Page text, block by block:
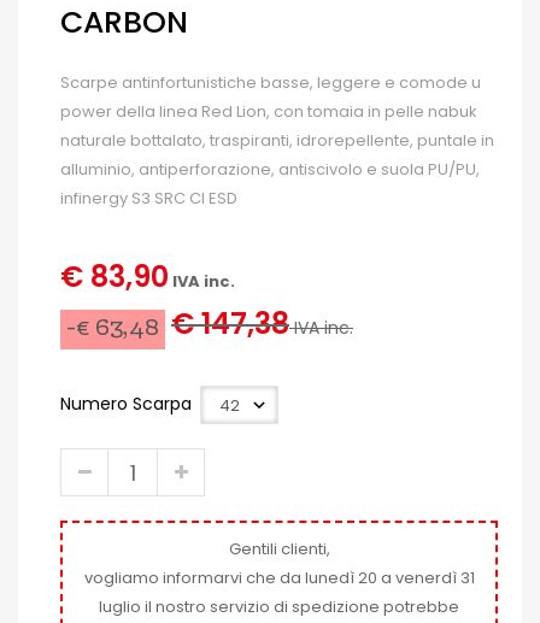
CARBON
Scarpe antinfortunistiche basse, leggere e comode u
power della linea Red Lion, con tomaia in pelle nabuk
naturale bottalato, traspiranti, idrorepellente, puntale in
alluminio, antiperforazione, antiscivolo e suola PU/PU,
infinergy S3 SRC CI ESD
€ 83,90 IVA inc.
-€ 63,48 € 147,38IVA inc.
Numero Scarpa
Gentili clienti,
vogliamo informarvi che da lunedì 20 a venerdì 31
luglio il nostro servizio di spedizione potrebbe